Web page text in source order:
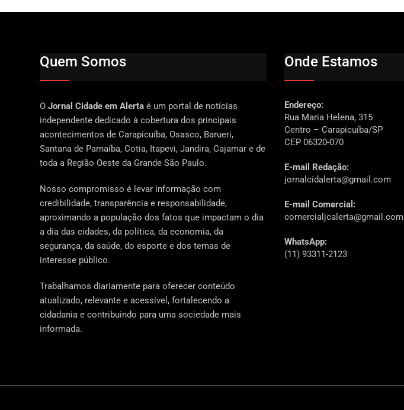
Quem Somos
O Jornal Cidade em Alerta é um portal de notícias
independente dedicado à cobertura dos principais
acontecimentos de Carapicuíba, Osasco, Barueri,
Santana de Parnaíba, Cotia, Itapevi, Jandira, Cajamar e de
toda a Região Oeste da Grande São Paulo.
Nosso compromisso é levar informação com
credibilidade, transparência e responsabilidade,
aproximando a população dos fatos que impactam o dia
a dia das cidades, da política, da economia, da
segurança, da saúde, do esporte e dos temas de
interesse público.
Trabalhamos diariamente para oferecer conteúdo
atualizado, relevante e acessível, fortalecendo a
cidadania e contribuindo para uma sociedade mais
informada.
Onde Estamos
Endereço:
Rua Maria Helena, 315
Centro – Carapicuíba/SP
CEP 06320-070
E-mail Redação:
jornalcidalerta@gmail.com
E-mail Comercial:
comercialjcalerta@gmail.com
WhatsApp:
(11) 93311-2123